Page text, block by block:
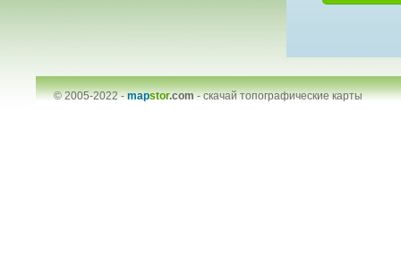
© 2005-2022 -mapstor.com-скачай топографические карты